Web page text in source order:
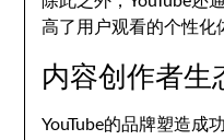
高了用户观看的个性化
内容创作者生
YouTube的品牌塑造成